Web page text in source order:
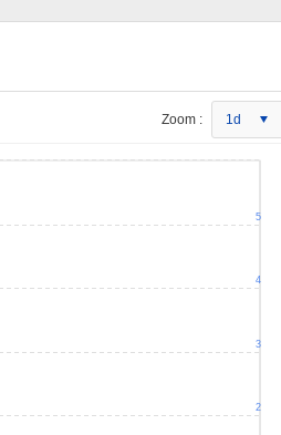
Zoom : 1d
2
3
4
5